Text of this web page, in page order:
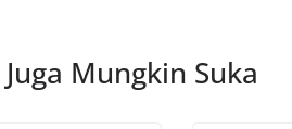
Mungkin Suka